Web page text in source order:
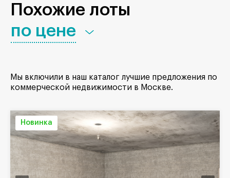
Похожие лоты
по цене
Мы включили в наш каталог лучшие предложения по
коммерческой недвижимости в Москве.
Новинка